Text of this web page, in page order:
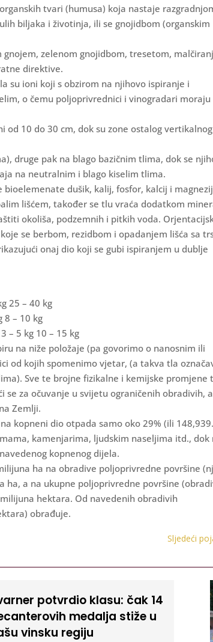
tvari (humusa) koja nastaje
biljaka i životinja, ili se gnojidbom (organskim
zelenom gnojidbom, tresetom,
direktive.
su ioni koji s obzirom na njihovo ispiranje i
o čemu poljoprivrednici i vinogradari moraju
10 do 30 cm, dok su zone ostalog vertikalnog
druge pak na blago bazičnim tlima, dok se
na neutralnim i blago kiselim tlima.
dušik, kalij, fosfor, kalcij i
lišćem, također se tlu vraća dodatkom
okoliša, podzemnih i pitkih voda.
se berbom, rezidbom i opadanjem lišća sa
onaj dio koji se gubi ispiranjem u dublje
25 – 40 kg
8 – 10 kg
– 5 kg 10 – 15 kg
na niže položaje (pa govorimo o nanosnim ili
od kojih spomenimo vjetar, (a takva tla
Sve te brojne fizikalne i kemijske promjene
se za očuvanje u svijetu ograničenih obradivih,
Zemlji.
kopneni dio otpada samo oko 29% (ili
kamenjarima, ljudskim naseljima itd., dok
kopnenog dijela.
ha na obradive poljoprivredne površine
a na ukupne poljoprivredne površine
hektara. Od navedenih obradivih
obrađuje.
Sljedeći
potvrdio klasu: čak 14
medalja stiže u
vinsku regiju